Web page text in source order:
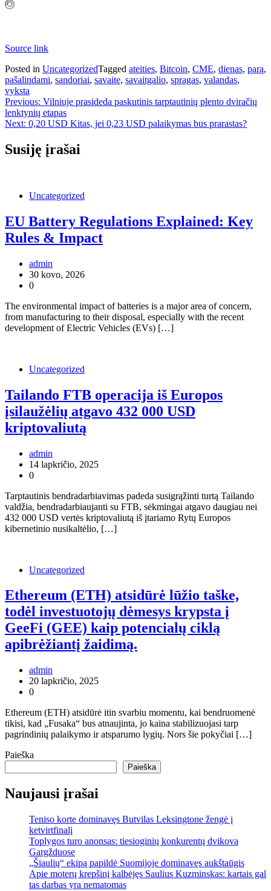
Source link
Posted in UncategorizedTagged ateities, Bitcoin, CME, dienas, parą,
pašalindami, sandoriai, savaitę, savaitgalio, spragas, valandas,
vyksta
Navigacija
tarp
Previous: Vilniuje prasideda paskutinis tarptautinių plento dviračių
lenktynių etapas
Next: 0,20 USD Kitas, jei 0,23 USD palaikymas bus prarastas?
Susiję įrašai
Uncategorized
EU Battery Regulations Explained: Key
Rules & Impact
admin
30 kovo, 2026
0
The environmental impact of batteries is a major area of concern,
from manufacturing to their disposal, especially with the recent
development of Electric Vehicles (EVs) […]
Uncategorized
Tailando FTB operacija iš Europos
įsilaužėlių atgavo 432 000 USD
kriptovaliutą
admin
14 lapkričio, 2025
0
Tarptautinis bendradarbiavimas padeda susigrąžinti turtą Tailando
valdžia, bendradarbiaujanti su FTB, sėkmingai atgavo daugiau nei
432 000 USD vertės kriptovaliutą iš įtariamo Rytų Europos
kibernetinio nusikaltėlio, […]
Uncategorized
Ethereum (ETH) atsidūrė lūžio taške,
todėl investuotojų dėmesys krypsta į
GeeFi (GEE) kaip potencialų ciklą
apibrėžiantį žaidimą.
admin
20 lapkričio, 2025
0
Ethereum (ETH) atsidūrė itin svarbiu momentu, kai bendruomenė
tikisi, kad „Fusaka“ bus atnaujinta, jo kaina stabilizuojasi tarp
pagrindinių palaikymo ir atsparumo lygių. Nors šie pokyčiai […]
Paieška
Paieška
Naujausi įrašai
Teniso korte dominavęs Butvilas Leksingtone žengė į
ketvirtfinalį
Toplygos turo anonsas: tiesioginių konkurentų dvikova
Gargžduose
„Šiaulių“ ekipą papildė Suomijoje dominavęs aukštaūgis
Apie moterų krepšinį kalbėjęs Saulius Kuzminskas: kartais gal
tas darbas yra nematomas